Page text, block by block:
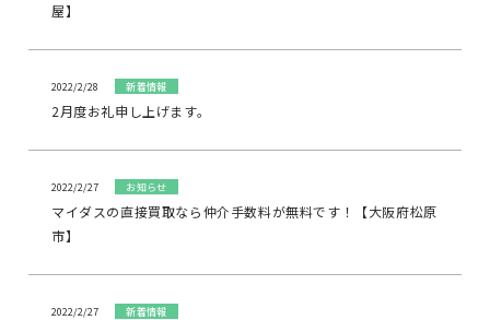
屋】
2022/2/28 新着情報
2月度お礼申し上げます。
2022/2/27 お知らせ
マイダスの直接買取なら仲介手数料が無料です！【大阪府松原
市】
2022/2/27 新着情報